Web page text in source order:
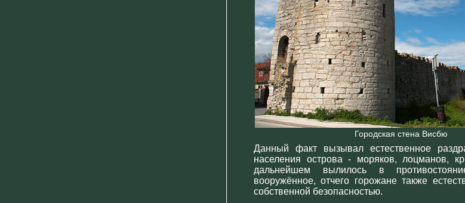
Городская стена Висбю
Данный факт вызывал естественное
населения острова - моряков, лоцманов,
дальнейшем вылилось в
вооружённое, отчего горожане также
собственной безопасностью.